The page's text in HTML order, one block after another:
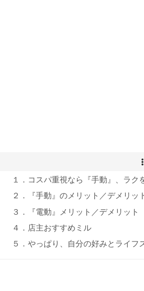
１．コスパ重視なら『手動』、ラク
２．『手動』のメリット／デメリッ
３．『電動』メリット／デメリット
４．店主おすすめミル
５．やっぱり、自分の好みとライフ